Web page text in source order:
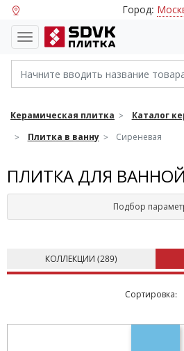
Город:
Керамическая плитка
Каталог
Плитка в ванну
Сиреневая
ПЛИТКА ДЛЯ
Подбор
КОЛЛЕКЦИИ (289)
Cортировка: